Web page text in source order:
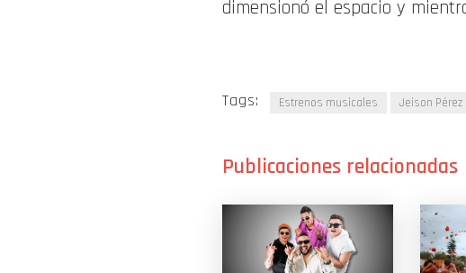
dimensionó el espacio y
Tags: Estrenos musicales Jeison Pérez